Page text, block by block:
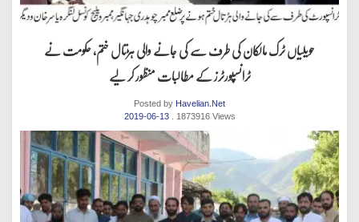
حویلیاں ٹرک مالکان کی طرف سے کی جانے والی ہڑتال ختم، حکومت نے
ٹرانسپورٹرز کے مطالبات منظور کر لیے
Posted by Havelian.Net
2019-06-13
. 1873916 Views